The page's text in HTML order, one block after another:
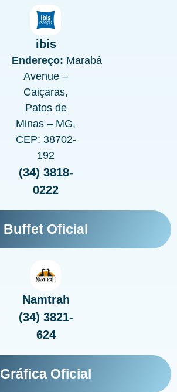
ibis
Endereço: Marabá
Avenue –
Caiçaras,
Patos de
Minas – MG,
CEP: 38702-
192
(34) 3818-
0222
Buffet Oficial
Namtrah
(34) 3821-
624
Gráfica Oficial